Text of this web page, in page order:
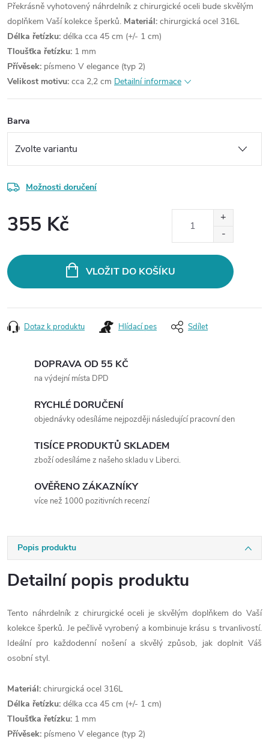
Překrásně vyhotovený náhrdelník z chirurgické oceli bude skvělým
doplňkem Vaší kolekce šperků. Materiál: chirurgická ocel 316L
Délka řetízku: délka cca 45 cm (+/- 1 cm)
Tloušťka řetízku: 1 mm
Přívěsek: písmeno V elegance (typ 2)
Velikost motivu: cca 2,2 cm Detailní informace
Barva
Možnosti doručení
355 Kč
VLOŽIT DO KOŠÍKU
Dotaz k produktu Hlídací pes Sdílet
DOPRAVA OD 55 KČ
na výdejní místa DPD
RYCHLÉ DORUČENÍ
objednávky odesíláme nejpozději následující pracovní den
TISÍCE PRODUKTŮ SKLADEM
zboží odesíláme z našeho skladu v Liberci.
OVĚŘENO ZÁKAZNÍKY
více než 1000 pozitivních recenzí
Popis produktu
Detailní popis produktu
Tento náhrdelník z chirurgické oceli je skvělým doplňkem do Vaší
kolekce šperků. Je pečlivě vyrobený a kombinuje krásu s trvanlivostí.
Ideální pro každodenní nošení a skvělý způsob, jak doplnit Váš
osobní styl.
Materiál: chirurgická ocel 316L
Délka řetízku: délka cca 45 cm (+/- 1 cm)
Tloušťka řetízku: 1 mm
Přívěsek: písmeno V elegance (typ 2)